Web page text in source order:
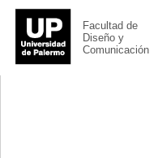
Facultad de
Diseño y
Comunicación
Doctorado en Diseño